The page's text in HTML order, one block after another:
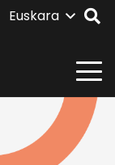
Euskara